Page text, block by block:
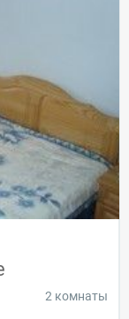
2 комнаты